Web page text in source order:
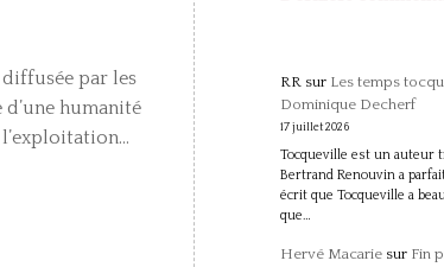
par les
humanité
RRsur Les temps
Dominique Decherf
17 juillet 2026
Tocqueville est un auteur
Bertrand Renouvin a
écrit que Tocqueville a
que…
Hervé Macariesur Fin